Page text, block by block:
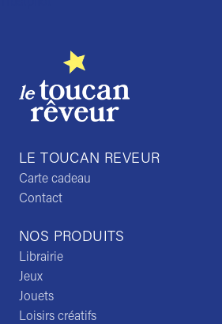
NOS PRODUITS
Librairie
Jeux
Jouets
Loisirs créatifs
LE TOUCAN REVEUR
Carte cadeau
Contact